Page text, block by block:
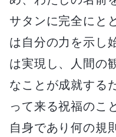
サタンに完全にと
は自分の力を示し
は実現し、人間の
なことが成就する
って来る祝福のこ
自身であり何の規